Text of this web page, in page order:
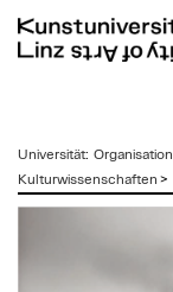
zum
Inhalt
Universität: Organisation
Kulturwissenschaften >